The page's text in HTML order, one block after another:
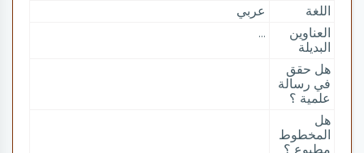
اللغة
عربي
العناوين
البديلة
...
هل حقق
في رسالة
علمية ؟
هل
المخطوط
مطبوع ؟